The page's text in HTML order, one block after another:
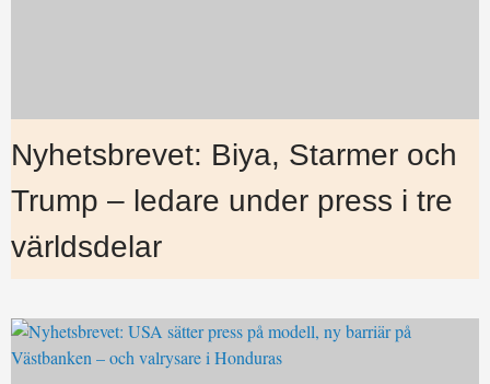
Nyhetsbrevet: Biya, Starmer och
Trump – ledare under press i tre
världsdelar